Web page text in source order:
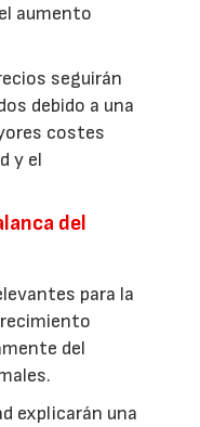
aumento
seguirán
debido a una
costes
y el
del
para la
del
explicarán una